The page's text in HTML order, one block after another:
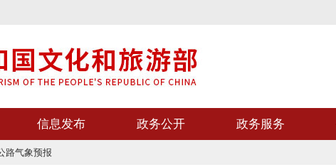
信息发布 政务公开 政务服务
路气象预报